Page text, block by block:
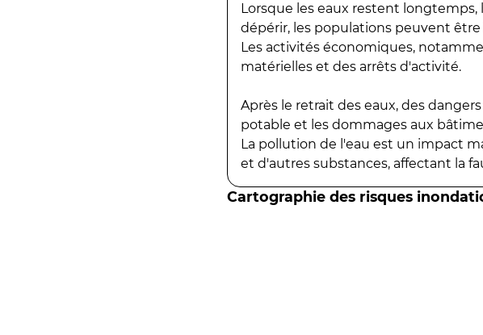
Lorsque les eaux restent
dépérir, les populations peuvent
Les activités économiques,
matérielles et des arrêts d'activité.
Après le retrait des eaux, des
potable et les dommages aux
La pollution de l'eau est un impact
et d'autres substances, affectant la
Cartographie des risques